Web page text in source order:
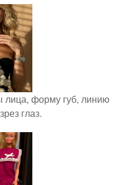
лица, форму губ, линию
глаз.